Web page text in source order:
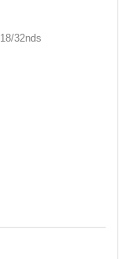
18/32nds